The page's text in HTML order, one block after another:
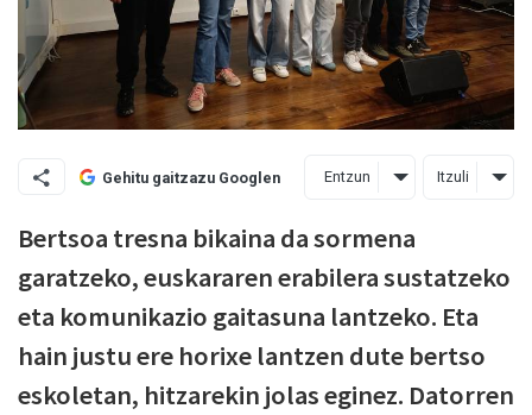
Gehitu gaitzazu Googlen Entzun Itzuli
Bertsoa tresna bikaina da sormena
garatzeko, euskararen erabilera sustatzeko
eta komunikazio gaitasuna lantzeko. Eta
hain justu ere horixe lantzen dute bertso
eskoletan, hitzarekin jolas eginez. Datorren